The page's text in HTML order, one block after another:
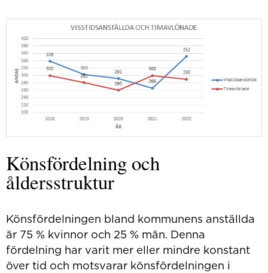
Könsfördelning och
åldersstruktur
Könsfördelningen bland kommunens anställda
är 75 % kvinnor och 25 % män. Denna
fördelning har varit mer eller mindre konstant
över tid och motsvarar könsfördelningen i